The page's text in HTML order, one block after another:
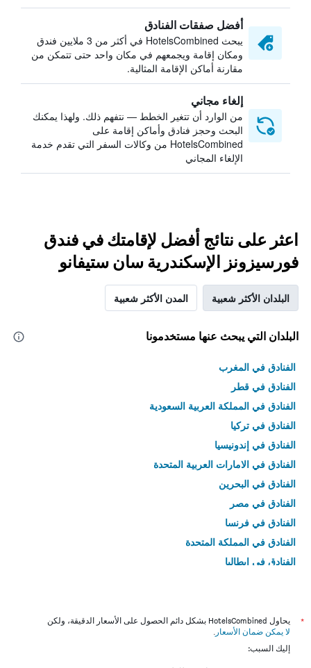
أفضل صفقات الفنادق
يبحث HotelsCombined في أكثر من 3 ملايين فندق
ومكان إقامة ويجمعهم في مكان واحد حتى تتمكن من
مقارنة أماكن الإقامة المثالية.
إلغاء مجاني
من الوارد أن تتغير الخطط — نتفهم ذلك. ولهذا يمكنك
البحث وحجز فنادق وأماكن إقامة على
HotelsCombined من وكالات السفر التي تقدم خدمة
الإلغاء المجاني
اعثر على نتائج أفضل لإقامتك في فندق
فورسيزونز الإسكندرية سان ستيفانو
البلدان الأكثر شعبية المدن الأكثر شعبية
البلدان التي يبحث عنها مستخدمونا
الفنادق في المغرب
الفنادق في قطر
الفنادق في المملكة العربية السعودية
الفنادق في تركيا
الفنادق في إندونيسيا
الفنادق في الامارات العربية المتحدة
الفنادق في البحرين
الفنادق في مصر
الفنادق في فرنسا
الفنادق في المملكة المتحدة
الفنادق في إيطاليا
*
يحاول HotelsCombined بشكل دائم الحصول على الأسعار الدقيقة، ولكن
لا يمكن ضمان الأسعار .
إليك السبب: